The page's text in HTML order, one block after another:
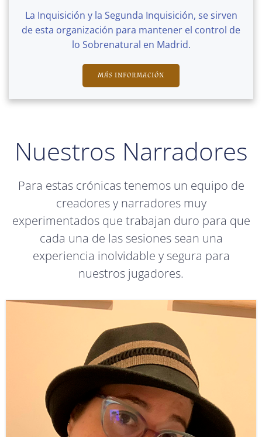
La Inquisición y la Segunda Inquisición, se sirven
de esta organización para mantener el control de
lo Sobrenatural en Madrid.
MÁS INFORMACIÓN
Nuestros Narradores
Para estas crónicas tenemos un equipo de
creadores y narradores muy
experimentados que trabajan duro para que
cada una de las sesiones sean una
experiencia inolvidable y segura para
nuestros jugadores.